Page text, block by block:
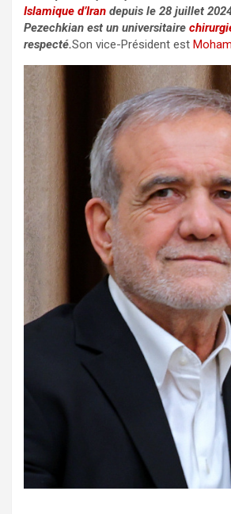
Islamique d’Iran depuis le 28 juillet
Pezechkian est un universitaire
respecté.Son vice-Président est